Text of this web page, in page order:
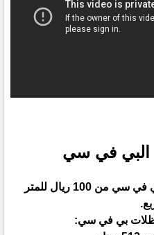
البي في سي
بشكل عام يبدأ سعر مظلة البي في سي من 100 ريال للمتر
بي في سي:‏